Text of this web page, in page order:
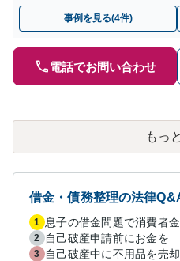
車場あり】
事例を見る(4件)
電話でお問い合わせ
もっ
借金・債務整理の法律
1
2 自己破産申請前にお金を
3 自己破産中に不用品を売